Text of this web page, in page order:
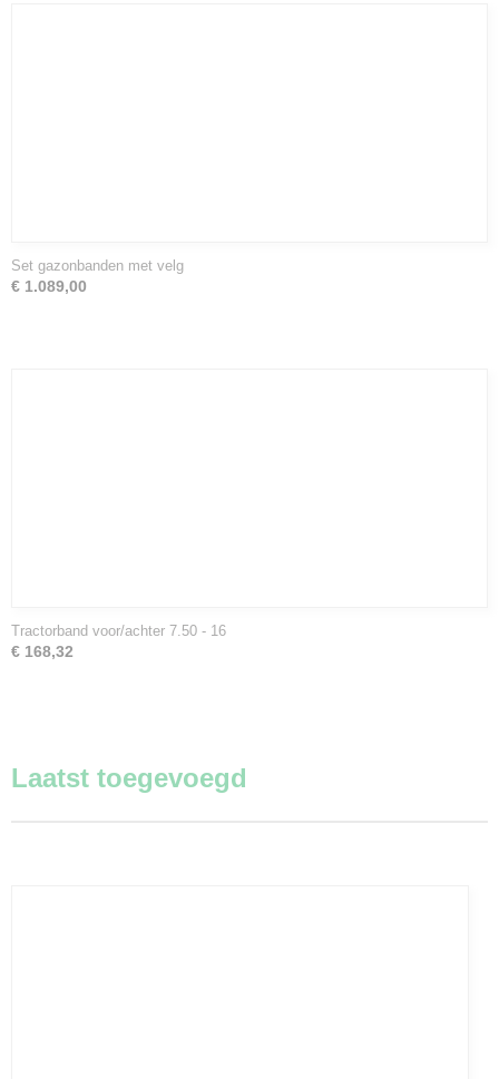
Set gazonbanden met velg
€ 1.089,00
Tractorband voor/achter 7.50 - 16
€ 168,32
Laatst toegevoegd